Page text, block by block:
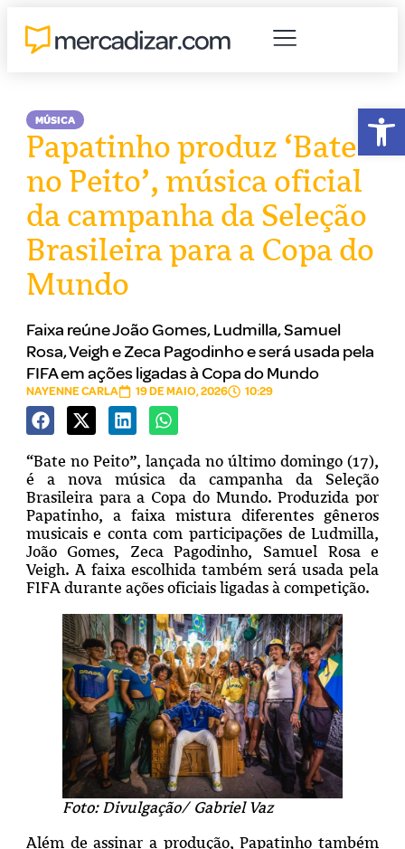
MÚSICA
Papatinho produz ‘Bate
no Peito’, música oficial
da campanha da Seleção
Brasileira para a Copa do
Mundo
Faixa reúne João Gomes, Ludmilla, Samuel
Rosa, Veigh e Zeca Pagodinho e será usada pela
FIFA em ações ligadas à Copa do Mundo
NAYENNE CARLA 19 DE MAIO, 2026 10:29
“Bate no Peito”, lançada no último domingo (17),
é a nova música da campanha da Seleção
Brasileira para a Copa do Mundo. Produzida por
Papatinho, a faixa mistura diferentes gêneros
musicais e conta com participações de Ludmilla,
João Gomes, Zeca Pagodinho, Samuel Rosa e
Veigh. A faixa escolhida também será usada pela
FIFA durante ações oficiais ligadas à competição.
Foto: Divulgação/ Gabriel Vaz
Além de assinar a produção, Papatinho também